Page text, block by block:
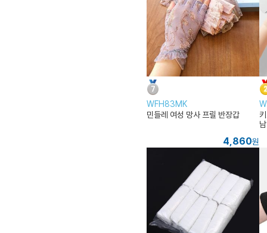
WFH83MK
민들레 여성 망사 프릴 반장갑
4,860원